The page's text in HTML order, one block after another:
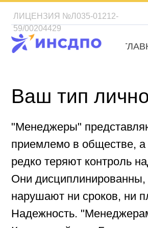
ГЛАВНАЯ
ЛИЦЕНЗИЯ №Л035-01212-
59/00204429
приемлемо в обществе, а
редко теряют контроль над
Они дисциплинированны,
нарушают ни сроков, ни
Надежность. "Менеджерам"
Командный дух. Без него
Самостоятельность и
Ваш тип